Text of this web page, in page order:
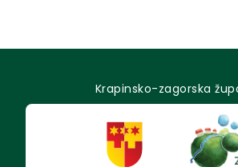
Krapinsko-zagorska